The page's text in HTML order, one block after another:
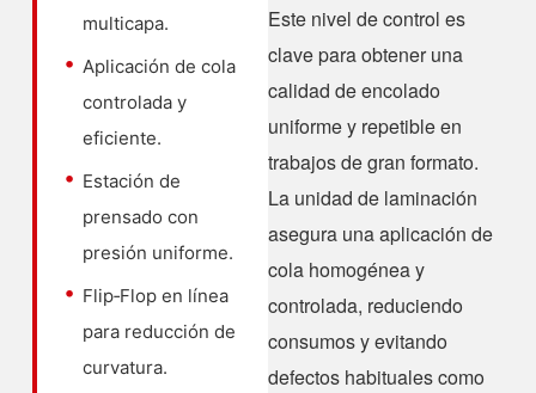
multicapa.
Aplicación de cola
controlada y
eficiente.
Estación de
prensado con
presión uniforme.
Flip‑Flop en línea
para reducción de
curvatura.
Este nivel de control es
clave para obtener una
calidad de encolado
uniforme y repetible en
trabajos de gran formato.
La unidad de laminación
asegura una aplicación de
cola homogénea y
controlada, reduciendo
consumos y evitando
defectos habituales como